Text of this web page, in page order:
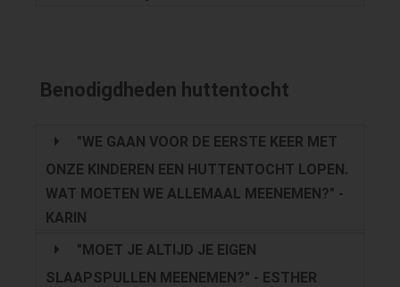
Benodigdheden huttentocht
"WE GAAN VOOR DE EERSTE KEER MET
ONZE KINDEREN EEN HUTTENTOCHT LOPEN.
WAT MOETEN WE ALLEMAAL MEENEMEN?" -
KARIN
"MOET JE ALTIJD JE EIGEN
SLAAPSPULLEN MEENEMEN?" - ESTHER